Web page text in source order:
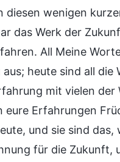
wenigen
das Werk der
All Meine
heute sind all
mit vielen
eure Erfahrungen
und sie sind
für die